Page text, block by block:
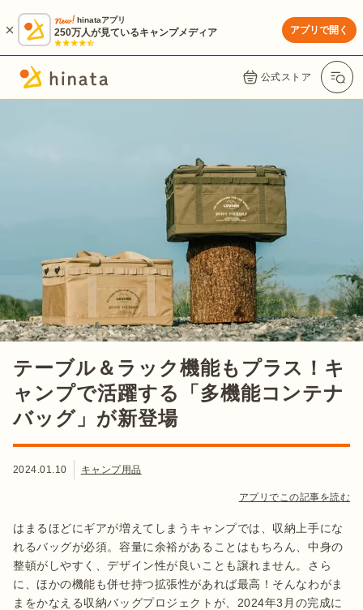
hinataアプリ
250万人が見ているキャンプメディア アプリで開く
公式ストア
テーブル＆ラック機能もプラス！キ
ャンプで活躍する「多機能コンテナ
バッグ」が新登場
2024.01.10 キャンプ用品
アプリでこの記事を読む
はまるほどにギアが増えてしまうキャンプでは、収納上手にな
れるバッグが必須。容量に余裕があることはもちろん、中身の
整頓がしやすく、デザイン性が良いことも譲れません。さら
に、ほかの機能も併せ持つ拡張性があれば最高！そんなわがま
まをかなえる収納バッグプロジェクトが、2024年3月の完成に